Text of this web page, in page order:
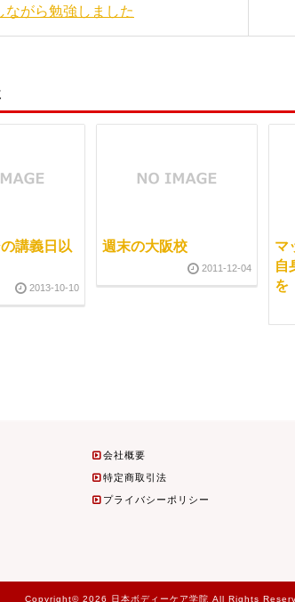
ながら勉強しました
講義日以
2013-10-10
週末の大阪校
2011-12-04
マ
自
を
会社概要
特定商取引法
プライバシーポリシー
Copyright© 2026 日本ボディーケア学院 All Rights